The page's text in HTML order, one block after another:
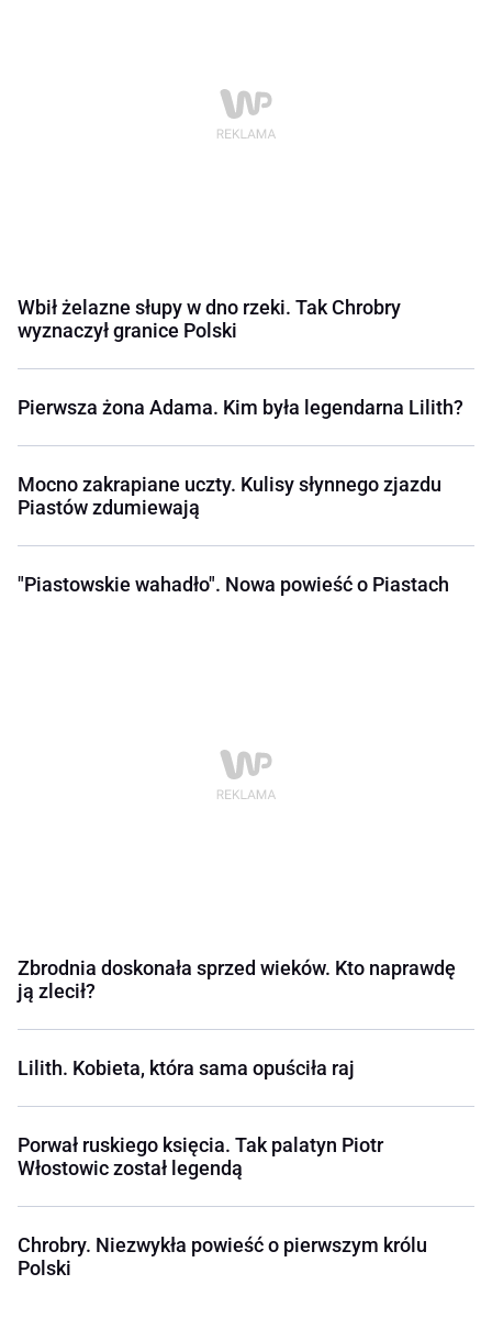
Wbił żelazne słupy w dno rzeki. Tak Chrobry
wyznaczył granice Polski
Pierwsza żona Adama. Kim była legendarna Lilith?
Mocno zakrapiane uczty. Kulisy słynnego zjazdu
Piastów zdumiewają
"Piastowskie wahadło". Nowa powieść o Piastach
Zbrodnia doskonała sprzed wieków. Kto naprawdę
ją zlecił?
Lilith. Kobieta, która sama opuściła raj
Porwał ruskiego księcia. Tak palatyn Piotr
Włostowic został legendą
Chrobry. Niezwykła powieść o pierwszym królu
Polski